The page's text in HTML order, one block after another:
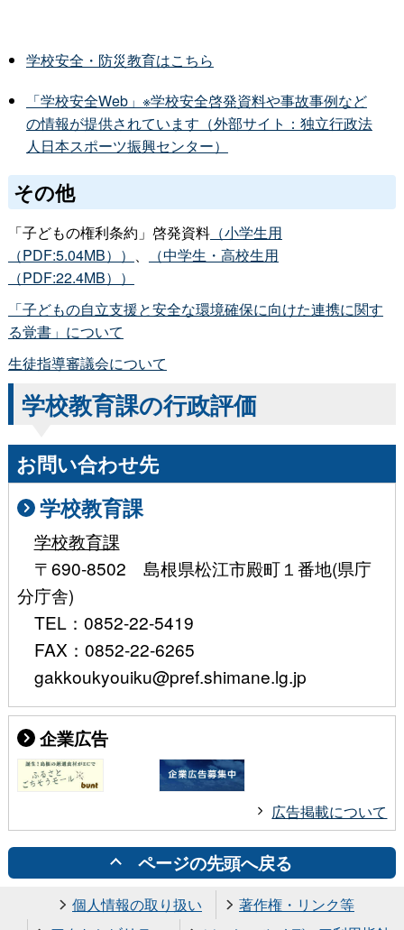
学校安全・防災教育はこちら
「学校安全Web」※学校安全啓発資料や事故事例など
の情報が提供されています（外部サイト：独立行政法
人日本スポーツ振興センター）
その他
「子どもの権利条約」啓発資料（小学生用
（PDF:5.04MB）） 、
（中学生・高校生用
（PDF:22.4MB））
「子どもの自立支援と安全な環境確保に向けた連携に関す
る覚書」について
生徒指導審議会について
学校教育課の行政評価
お問い合わせ先
学校教育課
学校教育課
〒690-8502 島根県松江市殿町１番地(県庁
分庁舎)
TEL：0852-22-5419
FAX：0852-22-6265
gakkoukyouiku@pref.shimane.lg.jp
企業広告
広告掲載について
ページの先頭へ戻る
個人情報の取り扱い
著作権・リンク等